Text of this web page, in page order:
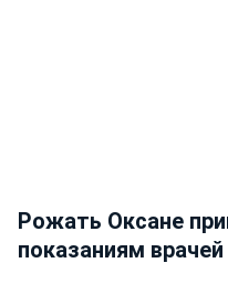
Рожать Оксане
показаниям врачей